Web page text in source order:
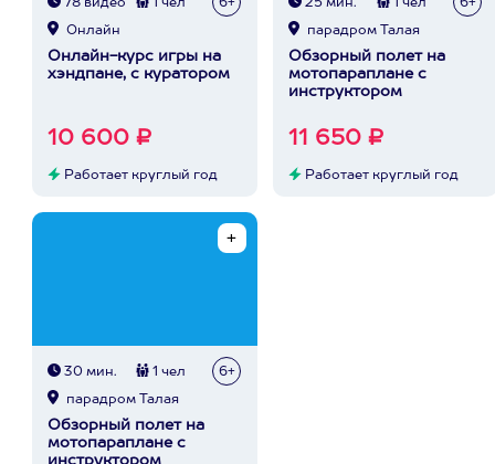
78 видео 1 чел 6+
Онлайн
Онлайн-курс игры на
хэндпане, с куратором
10 600 ₽
Работает круглый год
25 мин. 1 чел 6+
парадром Талая
Обзорный полет на
мотопараплане с
инструктором
11 650 ₽
Работает круглый год
30 мин. 1 чел 6+
парадром Талая
Обзорный полет на
мотопараплане с
инструктором